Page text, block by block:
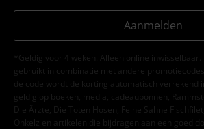
Aanmelden
*Geldig voor 4 weken. Alleen online inwisselbaar.
gebruikt in combinatie met andere
de code wordt de korting automatisch verrekend
geldig op boeken, media, cadeaubonnen,
Die Ärzte, Die Toten Hosen, Feine Sahne
Onkelz en artikelen die bijdragen aan een goed